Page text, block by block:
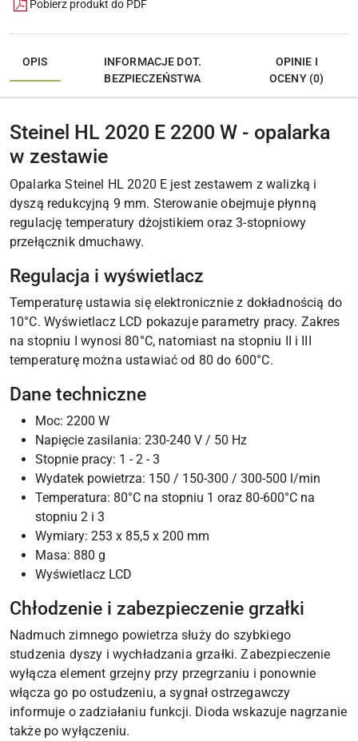
Pobierz produkt do PDF
OPIS
INFORMACJE DOT.
BEZPIECZEŃSTWA
OPINIE I
OCENY (0)
Steinel HL 2020 E 2200 W - opalarka
w zestawie
Opalarka Steinel HL 2020 E jest zestawem z walizką i
dyszą redukcyjną 9 mm. Sterowanie obejmuje płynną
regulację temperatury dżojstikiem oraz 3-stopniowy
przełącznik dmuchawy.
Regulacja i wyświetlacz
Temperaturę ustawia się elektronicznie z dokładnością do
10°C. Wyświetlacz LCD pokazuje parametry pracy. Zakres
na stopniu I wynosi 80°C, natomiast na stopniu II i III
temperaturę można ustawiać od 80 do 600°C.
Dane techniczne
Moc: 2200 W
Napięcie zasilania: 230-240 V / 50 Hz
Stopnie pracy: 1 - 2 - 3
Wydatek powietrza: 150 / 150-300 / 300-500 l/min
Temperatura: 80°C na stopniu 1 oraz 80-600°C na
stopniu 2 i 3
Wymiary: 253 x 85,5 x 200 mm
Masa: 880 g
Wyświetlacz LCD
Chłodzenie i zabezpieczenie grzałki
Nadmuch zimnego powietrza służy do szybkiego
studzenia dyszy i wychładzania grzałki. Zabezpieczenie
wyłącza element grzejny przy przegrzaniu i ponownie
włącza go po ostudzeniu, a sygnał ostrzegawczy
informuje o zadziałaniu funkcji. Dioda wskazuje nagrzanie
także po wyłączeniu.